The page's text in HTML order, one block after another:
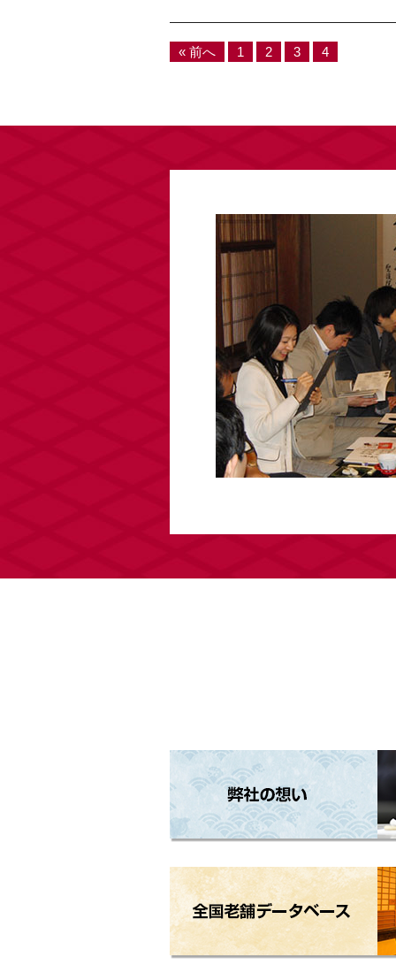
« 前へ 1 2 3 4